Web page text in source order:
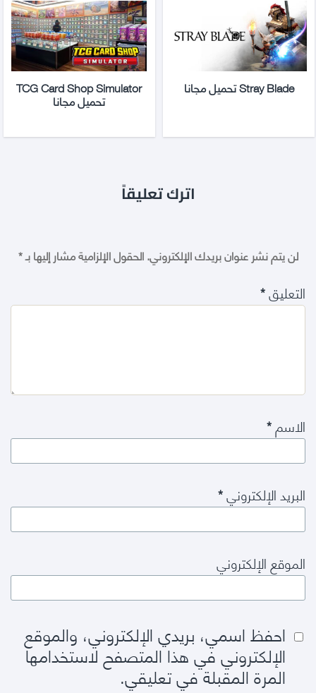
Stray Blade تحميل مجانا TCG Card Shop Simulator
تحميل مجانا
اترك تعليقاً
لن يتم نشر عنوان بريدك الإلكتروني.الحقول الإلزامية مشار إليها بـ*
التعليق*
الاسم*
البريد الإلكتروني*
الموقع الإلكتروني
احفظ اسمي، بريدي الإلكتروني، والموقع
الإلكتروني في هذا المتصفح لاستخدامها
المرة المقبلة في تعليقي.